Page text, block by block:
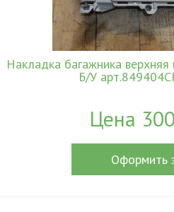
Накладка багажника
Б/У
Цена
Оформить